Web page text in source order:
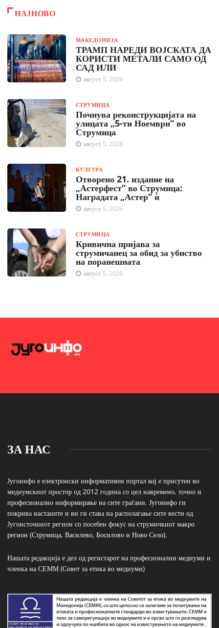
НАЈНОВО
МАКЕДОНИЈА
ТРАМП НАРЕДИ ВОЈСКАТА ДА
КОРИСТИ МЕТАЛИ САМО ОД
САД ИЛИ
август 5, 2026
СТРУМИЦА
Почнува реконструкцијата на
улицата „5-ти Ноември“ во
Струмица
август 5, 2026
КУЛТУРА
Отворено 21. издание на
„Астерфест“ во Струмица:
Наградата „Астер“ ѝ
август 5, 2026
СТРУМИЦА
Кривична пријава за
струмичанец за обид за убиство
на поранешната
август 5, 2026
ЗА НАС
Југоинфо е електронски информативен портал кој е присутен во
медиумскиот простор од 2012 година со цел навремено, точно и
професионално информирање на сите граѓани. Југоинфо ги
покрива настаните и ви ги става на располагање сите вести од
Југоисточниот регион со посебен фокус на струмичкиот макро
регион (Струмица, Василево, Босилово и Ново Село).
Нашата редакција е дел од регистарот на професионални медиуми и
членка на СЕММ (Совет за етика во медиуми)